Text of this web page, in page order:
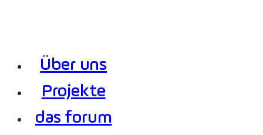
Über uns
Projekte
das forum